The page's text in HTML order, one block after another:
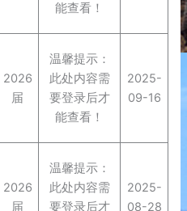
能查看！
2026
届
温馨提示：
此处内容需
要登录后才
能查看！
2025-
09-16
2026
届
温馨提示：
此处内容需
要登录后才
2025-
08-28